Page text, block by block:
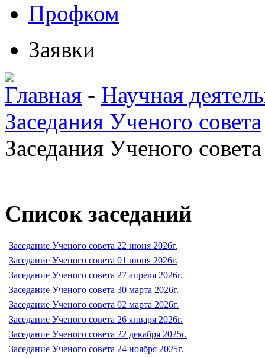
Профком
Заявки
Главная - Научная
Заседания Ученого совета
Заседания Ученого
Список заседаний
Заседание Ученого совета 22 июня 2026г.
Заседание Ученого совета 01 июня 2026г.
Заседание Ученого совета 27 апреля 2026г.
Заседание Ученого совета 30 марта 2026г.
Заседание Ученого совета 02 марта 2026г.
Заседание Ученого совета 26 января 2026г.
Заседание Ученого совета 22 декабря 2025г.
Заседание Ученого совета 24 ноября 2025г.